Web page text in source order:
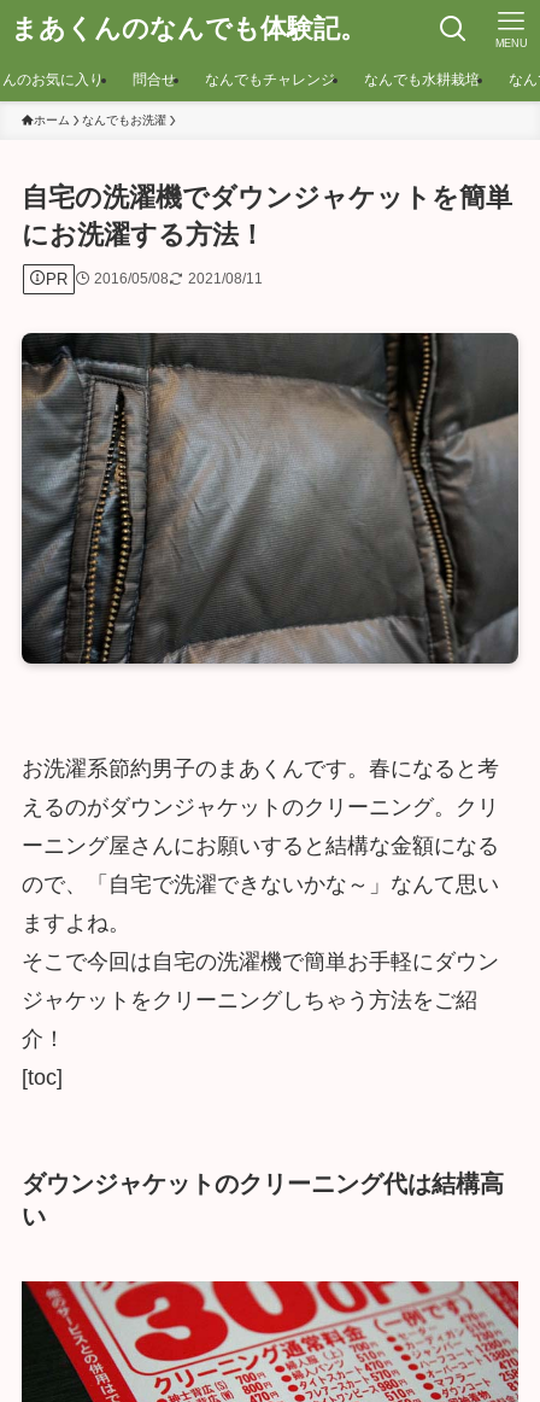
まあくんのなんでも体験記。 MENU
のお気に入り 問合せ なんでもチャレンジ なんでも水耕栽培 な
ホーム なんでもお洗濯
自宅の洗濯機でダウンジャケットを簡単
にお洗濯する方法！
PR 2016/05/08 2021/08/11
お洗濯系節約男子のまあくんです。春になると考
えるのがダウンジャケットのクリーニング。クリ
ーニング屋さんにお願いすると結構な金額になる
ので、「自宅で洗濯できないかな～」なんて思い
ますよね。
そこで今回は自宅の洗濯機で簡単お手軽にダウン
ジャケットをクリーニングしちゃう方法をご紹
介！
[toc]
ダウンジャケットのクリーニング代は結構高
い